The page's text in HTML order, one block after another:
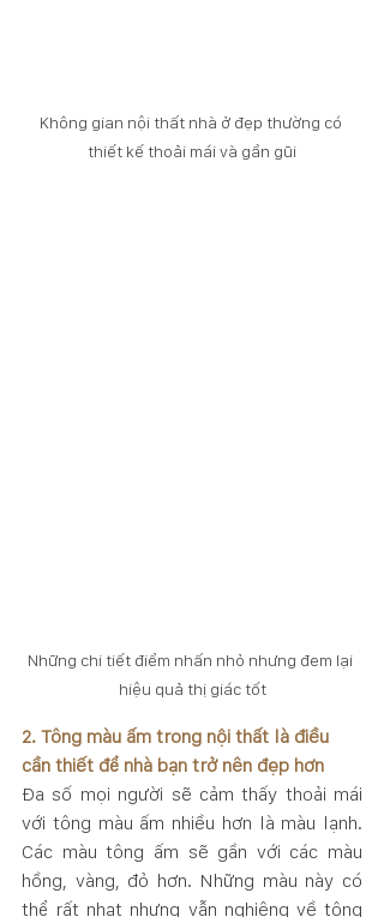
Không gian nội thất nhà ở đẹp thường có
thiết kế thoải mái và gần gũi
Những chi tiết điểm nhấn nhỏ nhưng đem lại
hiệu quả thị giác tốt
2. Tông màu ấm trong nội thất là điều
cần thiết để nhà bạn trở nên đẹp hơn
Đa số mọi người sẽ cảm thấy thoải mái
với tông màu ấm nhiều hơn là màu lạnh.
Các màu tông ấm sẽ gần với các màu
hồng, vàng, đỏ hơn. Những màu này có
thể rất nhạt nhưng vẫn nghiêng về tông